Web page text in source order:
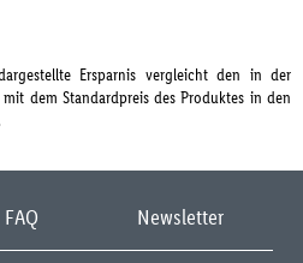
Ersparnis vergleicht den in der
dem Standardpreis des Produktes in den
FAQ Newsletter